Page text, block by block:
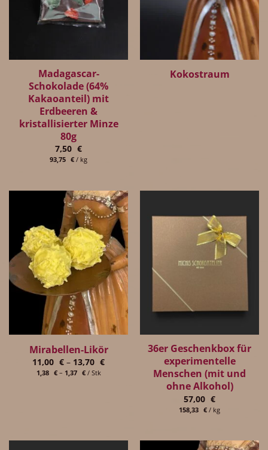
Madagascar-
Schokolade (64%
Kakaoanteil) mit
Erdbeeren &
kristallisierter Minze
80g
7,50 €
93,75 € / kg
Kokostraum
Mirabellen-Likör
11,00 € – 13,70 €
1,38 €– 1,37 €/ Stk
36er Geschenkbox für
experimentelle
Menschen (mit und
ohne Alkohol)
57,00 €
158,33 € / kg